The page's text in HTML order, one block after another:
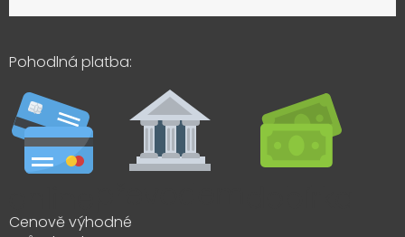
Pohodlná platba:
Cenově výhodné